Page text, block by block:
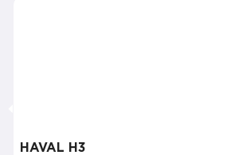
HAVAL H3